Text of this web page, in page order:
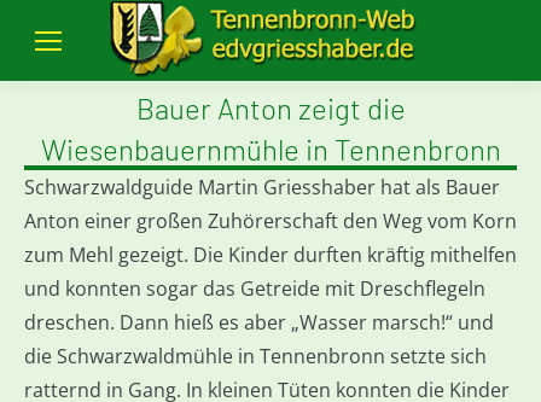
Bauer Anton zeigt die
Wiesenbauernmühle in Tennenbronn
Schwarzwaldguide Martin Griesshaber hat als Bauer
Anton einer großen Zuhörerschaft den Weg vom Korn
zum Mehl gezeigt. Die Kinder durften kräftig mithelfen
und konnten sogar das Getreide mit Dreschflegeln
dreschen. Dann hieß es aber „Wasser marsch!“ und
die Schwarzwaldmühle in Tennenbronn setzte sich
ratternd in Gang. In kleinen Tüten konnten die Kinder